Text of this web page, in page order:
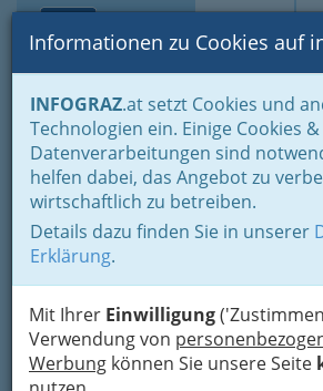
Suche
Informationen zu Cookies auf
INFOGRAZ.at setzt Cookies und
Technologien ein. Einige Cookies &
Datenverarbeitungen sind
helfen dabei, das Angebot zu
wirtschaftlich zu betreiben.
Details dazu finden Sie in unserer
Erklärung.
Mit Ihrer Einwilligung
Verwendung von
Werbung können Sie unsere Seite
Home Lebens-Guide
Partnerschaft &
'best ager' - Senioren in Graz und
50plus Treff oder Seniorenclub - ältere
Inkontinenzauflagen:
Lebensqualität
nachhaltig
mehr Sicherheit im
Einehochwertige
Lebensqualität Betroffener